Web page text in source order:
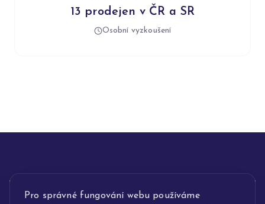
Pro správné fungování webu používáme
13 prodejen v ČR a SR
Osobní vyzkoušení
INFORMACE